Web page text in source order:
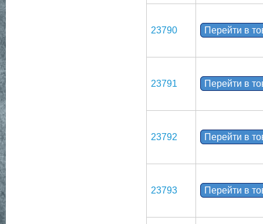
23790 Перейти в
23791 Перейти в
23792 Перейти в
23793 Перейти в